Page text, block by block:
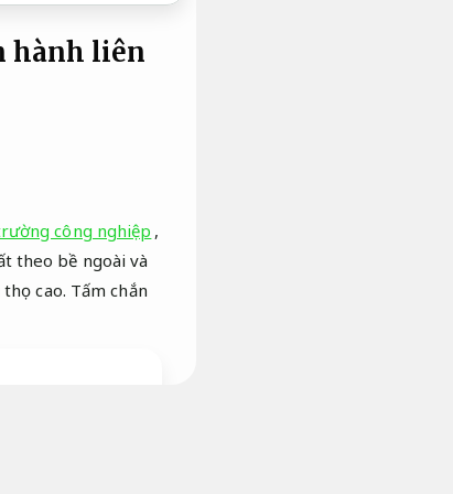
hành liên
công nghiệp ,
theo bề ngoài và
thọ cao. Tấm chắn